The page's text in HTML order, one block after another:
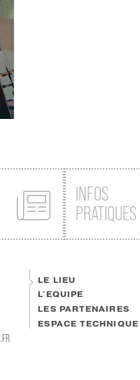
INFOS
PRATIQUES
LE LIEU
L'EQUIPE
LES PARTENAIRES
ESPACE TECHNIQUE